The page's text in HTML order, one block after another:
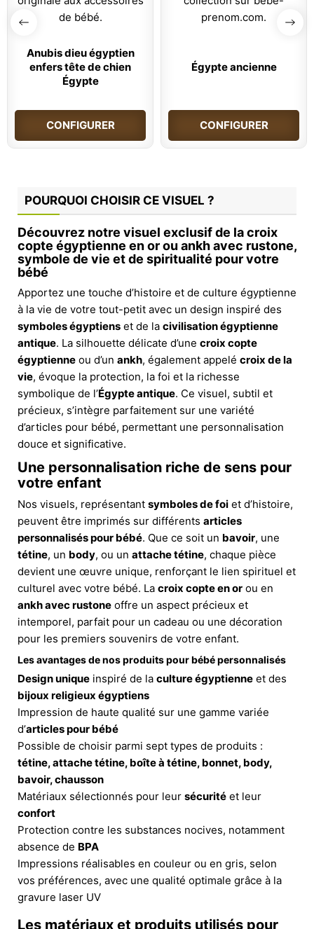
Anubis dieu égyptien
enfers tête de chien
Égypte
CONFIGURER
Égypte ancienne
CONFIGURER
POURQUOI CHOISIR CE VISUEL ?
Découvrez notre visuel exclusif de la croix
copte égyptienne en or ou ankh avec rustone,
symbole de vie et de spiritualité pour votre
bébé
Apportez une touche d’histoire et de culture égyptienne
à la vie de votre tout-petit avec un design inspiré des
symboles égyptiens et de la civilisation égyptienne
antique. La silhouette délicate d’une croix copte
égyptienne ou d’un ankh, également appelé croix de la
vie, évoque la protection, la foi et la richesse
symbolique de l’Égypte antique. Ce visuel, subtil et
précieux, s’intègre parfaitement sur une variété
d’articles pour bébé, permettant une personnalisation
douce et significative.
Une personnalisation riche de sens pour
votre enfant
Nos visuels, représentant symboles de foi et d’histoire,
peuvent être imprimés sur différents articles
personnalisés pour bébé. Que ce soit un bavoir, une
tétine, un body, ou un attache tétine, chaque pièce
devient une œuvre unique, renforçant le lien spirituel et
culturel avec votre bébé. La croix copte en or ou en
ankh avec rustone offre un aspect précieux et
intemporel, parfait pour un cadeau ou une décoration
pour les premiers souvenirs de votre enfant.
Les avantages de nos produits pour bébé personnalisés
Design unique inspiré de la culture égyptienne et des
bijoux religieux égyptiens
Impression de haute qualité sur une gamme variée
d’articles pour bébé
Possible de choisir parmi sept types de produits :
tétine, attache tétine, boîte à tétine, bonnet, body,
bavoir, chausson
Matériaux sélectionnés pour leur sécurité et leur
confort
Protection contre les substances nocives, notamment
absence de BPA
Impressions réalisables en couleur ou en gris, selon
vos préférences, avec une qualité optimale grâce à la
gravure laser UV
Les matériaux et produits utilisés pour